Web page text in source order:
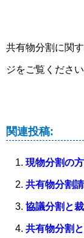
共有物分割に関
ジをご覧ください
関連投稿:
現物分割の
共有物分割
協議分割と
共有物分割